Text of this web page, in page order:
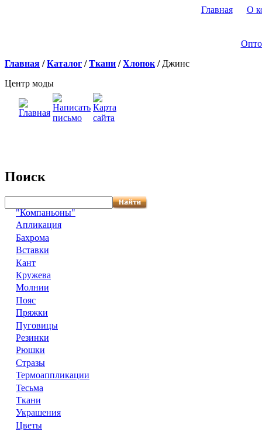
Главная О
Главная /Каталог /Ткани /Хлопок / Джинс
Центр моды
Поиск
"Компаньоны"
Апликация
Бахрома
Вставки
Кант
Кружева
Молнии
Пояс
Пряжки
Пуговицы
Резинки
Рюшки
Стразы
Термоаппликации
Тесьма
Ткани
Украшения
Цветы